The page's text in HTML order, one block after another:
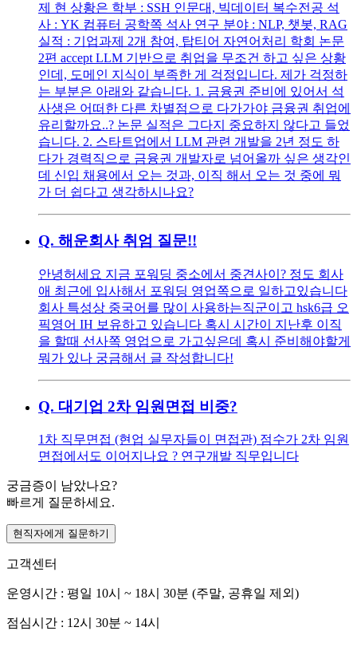
제 현 상황은 학부 : SSH 인문대, 빅데이터 복수전공 석
사 : YK 컴퓨터 공학쪽 석사 연구 분야 : NLP, 챗봇, RAG
실적 : 기업과제 2개 참여, 탑티어 자연어처리 학회 논문
2편 accept LLM 기반으로 취업을 무조건 하고 싶은 상황
인데, 도메인 지식이 부족한 게 걱정입니다. 제가 걱정하
는 부분은 아래와 같습니다. 1. 금융권 준비에 있어서 석
사생은 어떠한 다른 차별점으로 다가가야 금융권 취업에
유리할까요..? 논문 실적은 그다지 중요하지 않다고 들었
습니다. 2. 스타트업에서 LLM 관련 개발을 2년 정도 하
다가 경력직으로 금융권 개발자로 넘어올까 싶은 생각인
데 신입 채용에서 오는 것과, 이직 해서 오는 것 중에 뭐
가 더 쉽다고 생각하시나요?
Q. 해운회사 취엄 질문!!
안녕허세요 지금 포워딩 중소에서 중견사이? 정도 회사
애 최근에 입사해서 포워딩 영업쪽으로 일하고있습니다
회사 특성상 중국어를 많이 사용하는직군이고 hsk6급 오
픽영어 IH 보유하고 있습니다 혹시 시간이 지난후 이직
을 할때 선사쪽 영업으로 가고싶은데 혹시 준비해야할게
뭐가 있나 궁금해서 글 작성합니다!
Q. 대기업 2차 임원면접 비중?
1차 직무면접 (현업 실무자들이 면접관) 점수가 2차 임원
면접에서도 이어지나요 ? 연구개발 직무입니다
궁금증이 남았나요?
빠르게 질문하세요.
현직자에게 질문하기
고객센터
운영시간 : 평일 10시 ~ 18시 30분 (주말, 공휴일 제외)
점심시간 : 12시 30분 ~ 14시